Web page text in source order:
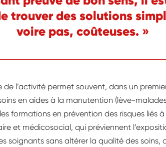
trouver des solutions
voire pas, coûteuses. »
de l’activité permet souvent, dans un
en aides à la manutention (lève-
formations en prévention des risques liés
et médicosocial, qui préviennent
soignants sans altérer la qualité des soins,